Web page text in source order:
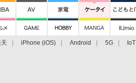
iPhone (iOS) Android 5G IoT